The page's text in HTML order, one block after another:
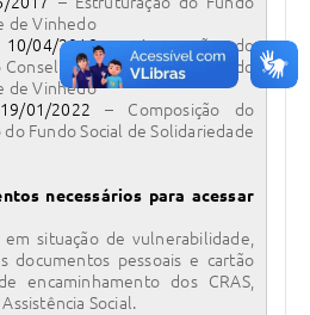
de Vinhedo
04/2018– Aprovação do
Deliberativo do Fundo
de Vinhedo
01/2022 – Composição do
Fundo Social de Solidariedade
necessários para acessar
em situação de vulnerabilidade,
documentos pessoais e cartão
encaminhamento dos CRAS,
Social.